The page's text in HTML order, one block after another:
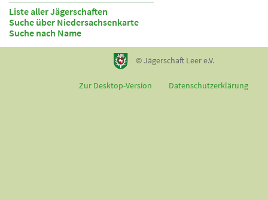
Liste aller Jägerschaften
Suche über Niedersachsenkarte
Suche nach Name
© Jägerschaft Leer e.V.
Zur Desktop-Version Datenschutzerklärung